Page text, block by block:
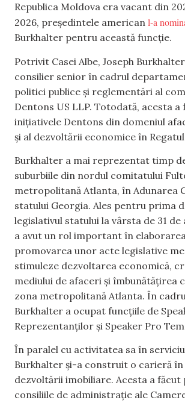
Republica Moldova era vacant din
2026, președintele american l-a
Burkhalter pentru această funcție.
Potrivit Casei Albe, Joseph
consilier senior în cadrul
politici publice și reglementări al
Dentons US LLP. Totodată, acesta
inițiativele Dentons din domeniul
și al dezvoltării economice în
Burkhalter a mai reprezentat timp
suburbiile din nordul comitatului
metropolitană Atlanta, în Adunarea
statului Georgia. Ales pentru prima
legislativul statului la vârsta de 31
a avut un rol important în
promovarea unor acte legislative
stimuleze dezvoltarea economică,
mediului de afaceri și îmbunătățirea
zona metropolitană Atlanta. În
Burkhalter a ocupat funcțiile de
Reprezentanților și Speaker Pro
În paralel cu activitatea sa în
Burkhalter și-a construit o carieră
dezvoltării imobiliare. Acesta a
consiliile de administrație ale